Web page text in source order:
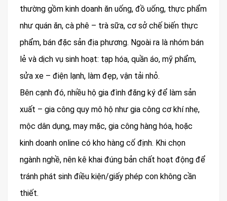
thường gồm kinh doanh ăn uống, đồ uống, thực phẩm
như quán ăn, cà phê – trà sữa, cơ sở chế biến thực
phẩm, bán đặc sản địa phương. Ngoài ra là nhóm bán
lẻ và dịch vụ sinh hoạt: tạp hóa, quần áo, mỹ phẩm,
sửa xe – điện lạnh, làm đẹp, vận tải nhỏ.
Bên cạnh đó, nhiều hộ gia đình đăng ký để làm sản
xuất – gia công quy mô hộ như gia công cơ khí nhẹ,
mộc dân dụng, may mặc, gia công hàng hóa, hoặc
kinh doanh online có kho hàng cố định. Khi chọn
ngành nghề, nên kê khai đúng bản chất hoạt động để
tránh phát sinh điều kiện/giấy phép con không cần
thiết.